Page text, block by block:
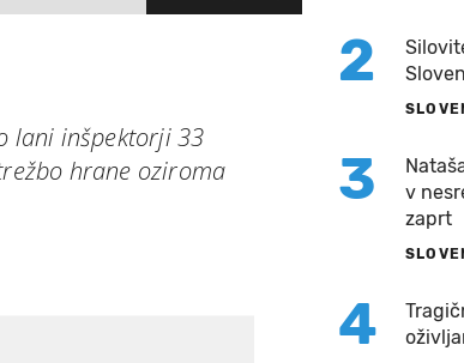
lani inšpektorji 33
hrane oziroma
2
3
v
zaprt
4